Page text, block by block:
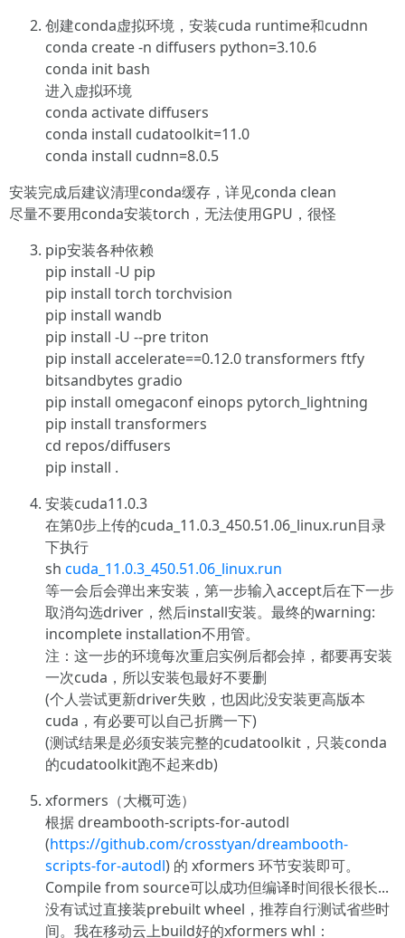
创建conda虚拟环境，安装cuda runtime和cudnn
conda create -n diffusers python=3.10.6
conda init bash
进入虚拟环境
conda activate diffusers
conda install cudatoolkit=11.0
conda install cudnn=8.0.5
安装完成后建议清理conda缓存，详见conda clean
尽量不要用conda安装torch，无法使用GPU，很怪
pip安装各种依赖
pip install -U pip
pip install torch torchvision
pip install wandb
pip install -U --pre triton
pip install accelerate==0.12.0 transformers ftfy
bitsandbytes gradio
pip install omegaconf einops pytorch_lightning
pip install transformers
cd repos/diffusers
pip install .
安装cuda11.0.3
在第0步上传的cuda_11.0.3_450.51.06_linux.run目录
下执行
sh cuda_11.0.3_450.51.06_linux.run
等一会后会弹出来安装，第一步输入accept后在下一步
取消勾选driver，然后install安装。最终的warning:
incomplete installation不用管。
注：这一步的环境每次重启实例后都会掉，都要再安装
一次cuda，所以安装包最好不要删
(个人尝试更新driver失败，也因此没安装更高版本
cuda，有必要可以自己折腾一下)
(测试结果是必须安装完整的cudatoolkit，只装conda
的cudatoolkit跑不起来db)
xformers（大概可选）
根据 dreambooth-scripts-for-autodl
(https://github.com/crosstyan/dreambooth-
scripts-for-autodl) 的 xformers 环节安装即可。
Compile from source可以成功但编译时间很长很长...
没有试过直接装prebuilt wheel，推荐自行测试省些时
间。我在移动云上build好的xformers whl：